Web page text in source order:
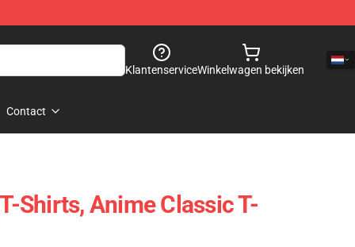
KlantenserviceWinkelwagen bekijken
Contact
Shirts, Anime Classic T-